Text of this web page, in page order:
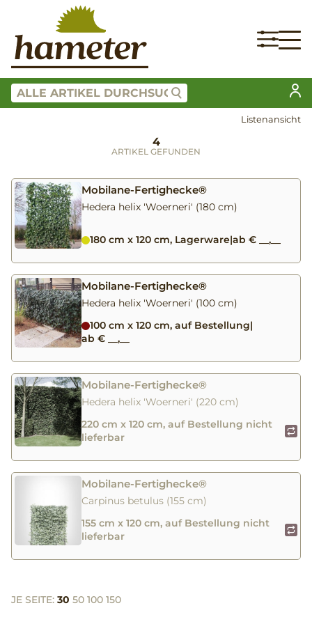
Listenansicht
4
ARTIKEL GEFUNDEN
Mobilane-Fertighecke®
Hedera helix 'Woerneri' (180 cm)
180 cm x 120 cm, Lagerware|ab € __,__
Mobilane-Fertighecke®
Hedera helix 'Woerneri' (100 cm)
100 cm x 120 cm, auf Bestellung|
ab € __,__
Mobilane-Fertighecke®
Hedera helix 'Woerneri' (220 cm)
220 cm x 120 cm, auf Bestellung nicht
lieferbar
Mobilane-Fertighecke®
Carpinus betulus (155 cm)
155 cm x 120 cm, auf Bestellung nicht
lieferbar
JE SEITE: 30 50 100 150